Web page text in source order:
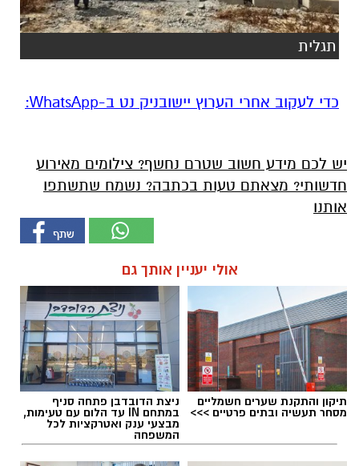
תגלית
‏כדי לעקוב אחרי הערוץ יישובניק נט ב-WhatsApp:‏‏‏
יש לכם מידע חשוב שטרם נחשף? צילומים מאירוע
חדשותי? מצאתם טעות בכתבה? נשמח שתשתפו
אותנו
אולי יעניין אותך גם
תיקון והתקנת שערים חשמליים
מסחר תעשיה ובתים פרטיים >>>
ניצת הדובדבן פתחה סניף
במתחם IN עד הלום עם טעימות,
מבצעי ענק ואטרקציות לכל
המשפחה